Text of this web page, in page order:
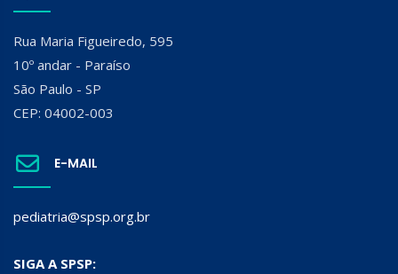
Rua Maria Figueiredo, 595
10º andar - Paraíso
São Paulo - SP
CEP: 04002-003
E-MAIL
pediatria@spsp.org.br
SIGA A SPSP: